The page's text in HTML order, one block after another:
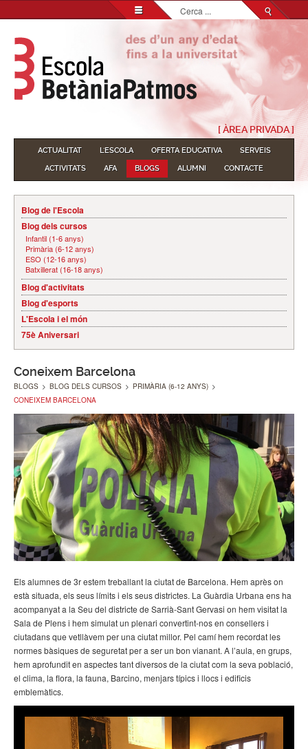
Cerca
...
[ ÀREA PRIVADA ]
ACTUALITAT L'ESCOLA OFERTA EDUCATIVA
SERVEIS
ACTIVITATS
AFA BLOGS ALUMNI CONTACTE
Blog de l'Escola
Blog dels cursos
Infantil (1-6 anys)
Primària (6-12 anys)
ESO (12-16 anys)
Batxillerat (16-18 anys)
Blog d'activitats
Blog d'esports
L'Escola i el món
75è Aniversari
Coneixem Barcelona
BLOGS > BLOG DELS CURSOS > PRIMÀRIA (6-12 ANYS) >
CONEIXEM BARCELONA
Els alumnes de 3r estem treballant la ciutat de Barcelona. Hem après on
està situada, els seus límits i els seus districtes. La Guàrdia Urbana ens ha
acompanyat a la Seu del districte de Sarrià-Sant Gervasi on hem visitat la
Sala de Plens i hem simulat un plenari convertint-nos en consellers i
ciutadans que vetllàvem per una ciutat millor. Pel camí hem recordat les
normes bàsiques de seguretat per a ser un bon vianant. A l’aula, en grups,
hem aprofundit en aspectes tant diversos de la ciutat com la seva població,
el clima, la flora, la fauna, Barcino, menjars típics i llocs i edificis
emblemàtics.